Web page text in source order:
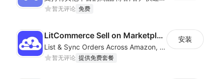
暂无评论 免费
LitCommerce Sell on Marketplaces
List & Sync Orders Across Amazon, eBay, Etsy, Walmart, TikTok Shop, and More
暂无评论 提供免费套餐
安装